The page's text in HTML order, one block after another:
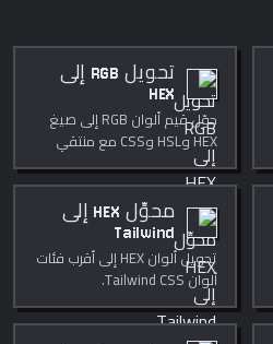
تحويل RGB إلى
HEX
حوّل قيم ألوان RGB إلى صيغ
HEX وHSL وCSS مع منتقي
ألوان.
محوِّل HEX إلى
Tailwind
تحويل ألوان HEX إلى أقرب فئات
ألوان Tailwind CSS.